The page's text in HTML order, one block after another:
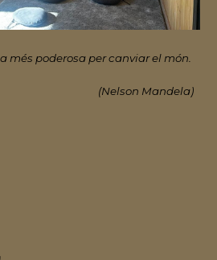
més poderosa per canviar el món.
(Nelson Mandela)